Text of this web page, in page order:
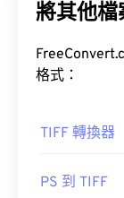
如何開啟
Adobe
的免費替代方
由於 PSD 檔
廣告和桌面
如何開
Photo Viewer
將其他
格式：
TIFF 轉換器
PS 到 TIFF